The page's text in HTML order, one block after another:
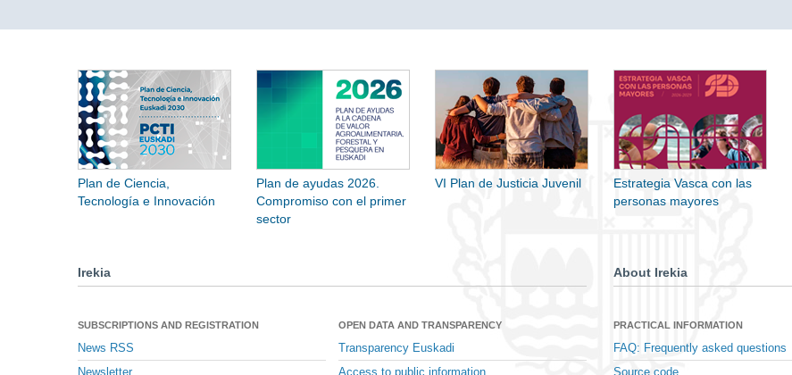
Plan de Ciencia,
Tecnología e Innovación
Plan de ayudas 2026.
Compromiso con el primer
sector
VI Plan de Justicia Juvenil
Estrategia Vasca con las
personas mayores
Irekia
SUBSCRIPTIONS AND REGISTRATION
News RSS
Newsletter
OPEN DATA AND TRANSPARENCY
Transparency Euskadi
Access to public information
About Irekia
PRACTICAL INFORMATION
FAQ: Frequently asked questions
Source code